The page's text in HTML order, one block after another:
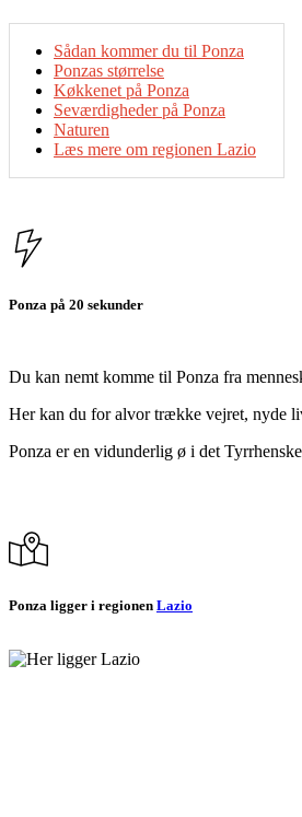
Sådan kommer du til Ponza
Ponzas størrelse
Køkkenet på Ponza
Seværdigheder på Ponza
Naturen
Læs mere om regionen Lazio
Ponza på 20 sekunder
Du kan nemt komme til Ponza fra
Her kan du for alvor trække vejret, nyde
Ponza er en vidunderlig ø i det
Ponza ligger i regionen Lazio